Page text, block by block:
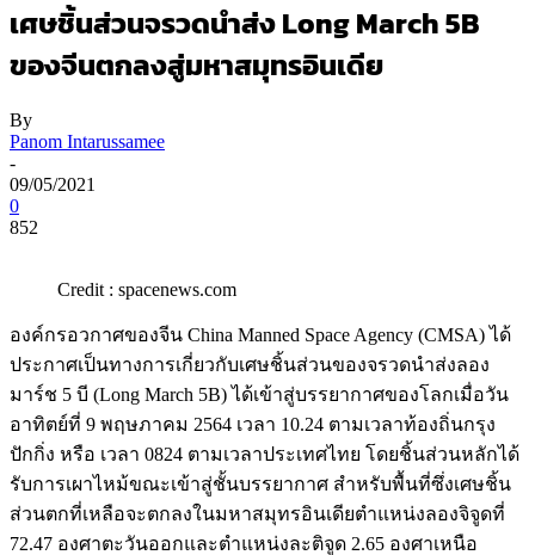
เศษชิ้นส่วนจรวดนำส่ง Long March 5B
ของจีนตกลงสู่มหาสมุทรอินเดีย
By
Panom Intarussamee
-
09/05/2021
0
852
Credit : spacenews.com
องค์กรอวกาศของจีน China Manned Space Agency (CMSA) ได้
ประกาศเป็นทางการเกี่ยวกับเศษชิ้นส่วนของจรวดนำส่งลอง
มาร์ช 5 บี (Long March 5B) ได้เข้าสู่บรรยากาศของโลกเมื่อวัน
อาทิตย์ที่ 9 พฤษภาคม 2564 เวลา 10.24 ตามเวลาท้องถิ่นกรุง
ปักกิ่ง หรือ เวลา 0824 ตามเวลาประเทศไทย โดยชิ้นส่วนหลักได้
รับการเผาไหม้ขณะเข้าสู่ชั้นบรรยากาศ สำหรับพื้นที่ซึ่งเศษชิ้น
ส่วนตกที่เหลือจะตกลงในมหาสมุทรอินเดียตำแหน่งลองจิจูดที่
72.47 องศาตะวันออกและตำแหน่งละติจูด 2.65 องศาเหนือ